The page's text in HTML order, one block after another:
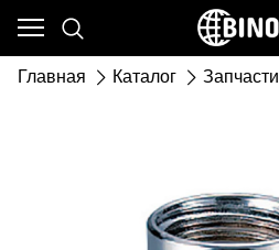
Главная Каталог Запчасти
Ваш город - ст. Каневская,
угадали?
ДА НЕТ